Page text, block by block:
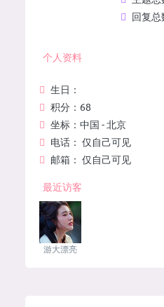
回复总
个人资料
生日：
积分： 68
坐标： 中国 - 北京
电话： 仅自己可见
邮箱： 仅自己可见
最近访客
游大漂亮